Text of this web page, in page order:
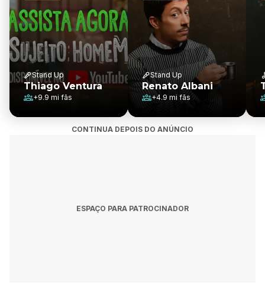
Stand Up
Thiago Ventura
+9.9 mi fãs
Stand Up
Renato Albani
+4.9 mi fãs
CONTINUA DEPOIS DO ANÚNCIO
ESPAÇO PARA PATROCINADOR